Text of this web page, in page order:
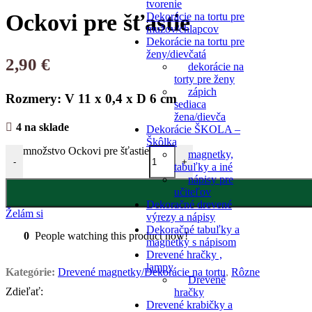
tvorenie
Dekorácie na tortu pre
mužov/chlapcov
Dekorácie na tortu pre
ženy/dievčatá
dekorácie na
torty pre ženy
zápich
sediaca
žena/dievča
Dekorácie ŠKOLA –
Škôlka
magnetky,
tabuľky a iné
nápisy pre
učiteľov
Dekoračné drevené
výrezy a nápisy
Dekoračné tabuľky a
magnetky s nápisom
Drevené hračky ,
lampy
Drevené
hračky
Drevené krabičky a
Ockovi pre šťastie
2,90 €
Rozmery: V 11 x 0,4 x D 6 cm
4 na sklade
-
množstvo Ockovi pre šťastie
+
Želám si
0 People watching this product now!
Kategórie: Drevené magnetky/Dekorácie na tortu, Rôzne
Zdieľať: